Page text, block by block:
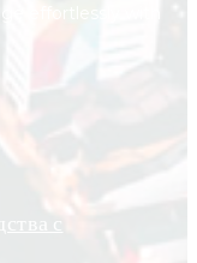
effortlessly with
с